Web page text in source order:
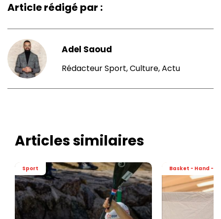
Article rédigé par :
Adel Saoud
Rédacteur Sport, Culture, Actu
Articles similaires
Sport Basket - Hand -